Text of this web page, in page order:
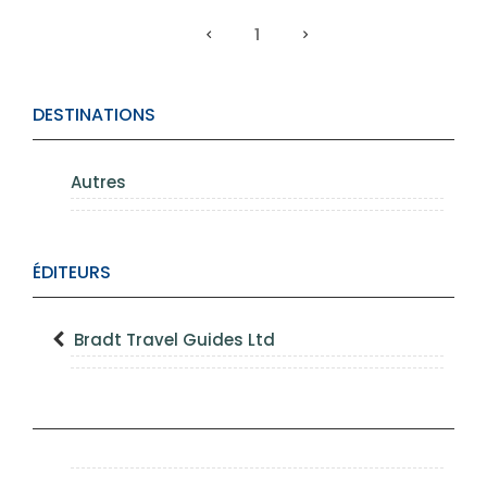
DESTINATIONS
Autres
ÉDITEURS
Bradt Travel Guides Ltd
1